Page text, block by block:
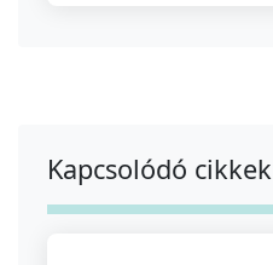
Kapcsolódó cikkek